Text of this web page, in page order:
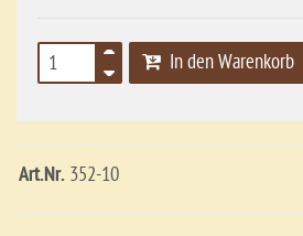
In den Warenkorb
Art.Nr. 352-10